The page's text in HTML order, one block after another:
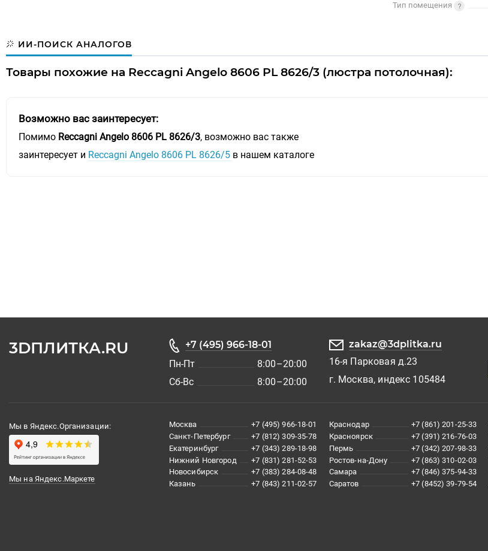
Тип помещения
ИИ-ПОИСК АНАЛОГОВ
Товары похожие на Reccagni Angelo 8606 PL 8626/3 (люстра потолочная):
Возможно вас заинтересует:
Помимо Reccagni Angelo 8606 PL 8626/3, возможно вас также
заинтересует и Reccagni Angelo 8606 PL 8626/5 в нашем каталоге
3DПЛИТКА.RU
+7 (495) 966-18-01
Пн-Пт
8:00–20:00
Сб-Вс
8:00–20:00
zakaz@3dplitka.ru
16-я Парковая д.23
г. Москва, индекс 105484
Мы в Яндекс.Организации:
Мы на Яндекс.Маркете
Москва
+7 (495) 966-18-01
Санкт-Петербург
+7 (812) 309-35-78
Екатеринбург
+7 (343) 289-18-98
Нижний Новгород
+7 (831) 281-52-53
Новосибирск
+7 (383) 284-08-48
Казань
+7 (843) 211-02-57
Краснодар
+7 (861) 201-25-33
Красноярск
+7 (391) 216-76-03
Пермь
+7 (342) 207-98-33
Ростов-на-Дону
+7 (863) 310-02-03
Самара
+7 (846) 375-94-33
Саратов
+7 (8452) 39-79-54